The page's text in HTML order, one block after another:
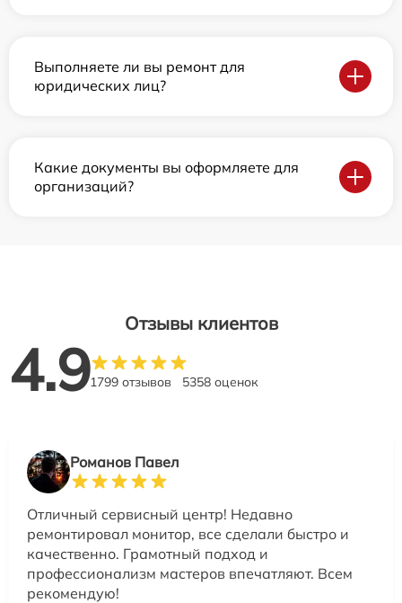
Выполняете ли вы ремонт для
юридических лиц?
Какие документы вы оформляете для
организаций?
Отзывы клиентов
4.91799 отзывов 5358 оценок
Романов Павел
Отличный сервисный центр! Недавно
ремонтировал монитор, все сделали быстро и
качественно. Грамотный подход и
профессионализм мастеров впечатляют. Всем
рекомендую!